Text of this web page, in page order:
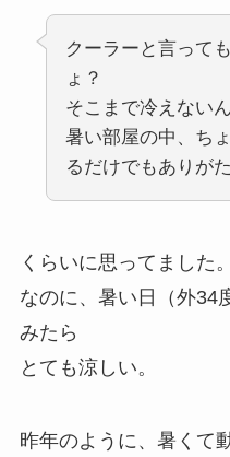
クーラーと言って
ょ？
そこまで冷えない
暑い部屋の中、ち
るだけでもありが
くらいに思ってました
なのに、暑い日（外34
みたら
とても涼しい。
昨年のように、暑くて